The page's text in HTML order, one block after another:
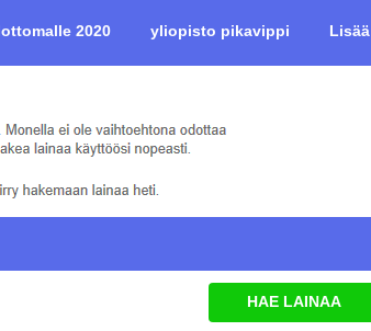
2020 yliopisto pikavippi Lisää
HAE LAINAA